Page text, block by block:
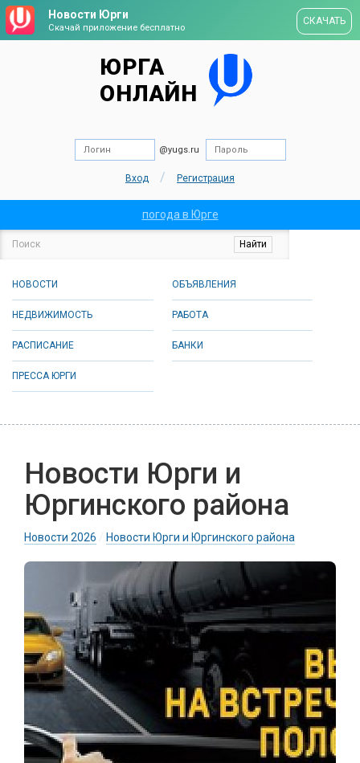
Новости Юрги
Скачай приложение бесплатно
СКАЧАТЬ
ЮРГА
ОНЛАЙН
@yugs.ru
Вход / Регистрация
погода в Юрге
НОВОСТИ ОБЪЯВЛЕНИЯ
НЕДВИЖИМОСТЬ РАБОТА
РАСПИСАНИЕ БАНКИ
ПРЕССА ЮРГИ
Новости Юрги и
Юргинского района
Новости 2026 Новости Юрги и Юргинского района